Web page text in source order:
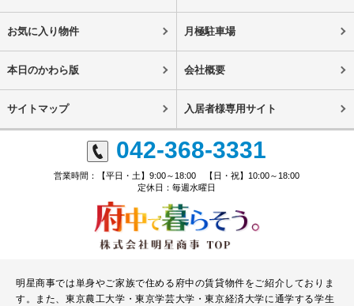
お気に入り物件 月極駐車場
本日のかわら版 会社概要
サイトマップ 入居者様専用サイト
042-368-3331
営業時間：【平日・土】9:00～18:00 【日・祝】10:00～18:00
定休日：毎週水曜日
明星商事では単身やご家族で住める府中の賃貸物件をご紹介しておりま
す。また、東京農工大学・東京学芸大学・東京経済大学に通学する学生